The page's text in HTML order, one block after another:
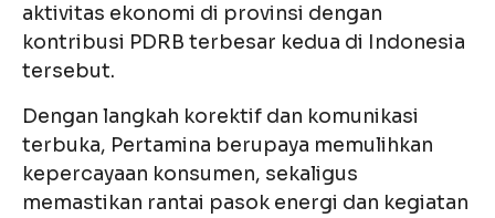
aktivitas ekonomi di provinsi dengan
kontribusi PDRB terbesar kedua di Indonesia
tersebut.
Dengan langkah korektif dan komunikasi
terbuka, Pertamina berupaya memulihkan
kepercayaan konsumen, sekaligus
memastikan rantai pasok energi dan kegiatan